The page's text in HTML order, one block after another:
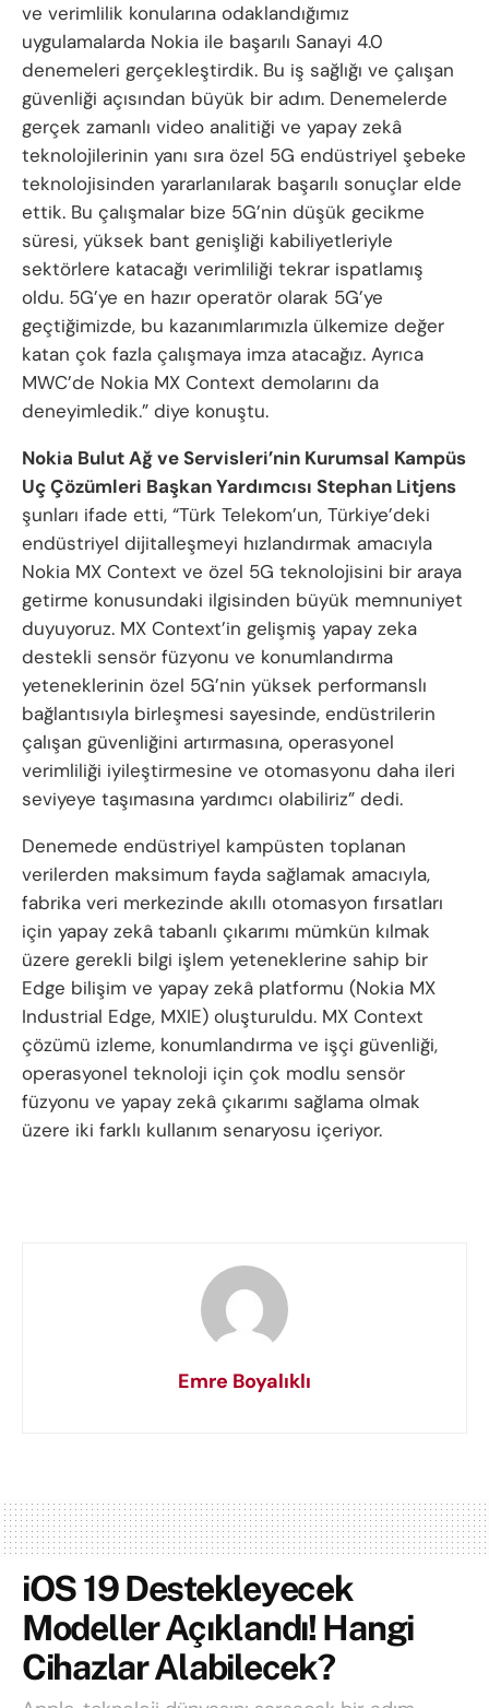
ve verimlilik konularına odaklandığımız
uygulamalarda Nokia ile başarılı Sanayi 4.0
denemeleri gerçekleştirdik. Bu iş sağlığı ve çalışan
güvenliği açısından büyük bir adım. Denemelerde
gerçek zamanlı video analitiği ve yapay zekâ
teknolojilerinin yanı sıra özel 5G endüstriyel şebeke
teknolojisinden yararlanılarak başarılı sonuçlar elde
ettik. Bu çalışmalar bize 5G’nin düşük gecikme
süresi, yüksek bant genişliği kabiliyetleriyle
sektörlere katacağı verimliliği tekrar ispatlamış
oldu. 5G’ye en hazır operatör olarak 5G’ye
geçtiğimizde, bu kazanımlarımızla ülkemize değer
katan çok fazla çalışmaya imza atacağız. Ayrıca
MWC’de Nokia MX Context demolarını da
deneyimledik.” diye konuştu.
Nokia Bulut Ağ ve Servisleri’nin Kurumsal Kampüs
Uç Çözümleri Başkan Yardımcısı Stephan Litjens
şunları ifade etti, “Türk Telekom’un, Türkiye’deki
endüstriyel dijitalleşmeyi hızlandırmak amacıyla
Nokia MX Context ve özel 5G teknolojisini bir araya
getirme konusundaki ilgisinden büyük memnuniyet
duyuyoruz. MX Context’in gelişmiş yapay zeka
destekli sensör füzyonu ve konumlandırma
yeteneklerinin özel 5G’nin yüksek performanslı
bağlantısıyla birleşmesi sayesinde, endüstrilerin
çalışan güvenliğini artırmasına, operasyonel
verimliliği iyileştirmesine ve otomasyonu daha ileri
seviyeye taşımasına yardımcı olabiliriz” dedi.
Denemede endüstriyel kampüsten toplanan
verilerden maksimum fayda sağlamak amacıyla,
fabrika veri merkezinde akıllı otomasyon fırsatları
için yapay zekâ tabanlı çıkarımı mümkün kılmak
üzere gerekli bilgi işlem yeteneklerine sahip bir
Edge bilişim ve yapay zekâ platformu (Nokia MX
Industrial Edge, MXIE) oluşturuldu. MX Context
çözümü izleme, konumlandırma ve işçi güvenliği,
operasyonel teknoloji için çok modlu sensör
füzyonu ve yapay zekâ çıkarımı sağlama olmak
üzere iki farklı kullanım senaryosu içeriyor.
Emre Boyalıklı
iOS 19 Destekleyecek
Modeller Açıklandı! Hangi
Cihazlar Alabilecek?